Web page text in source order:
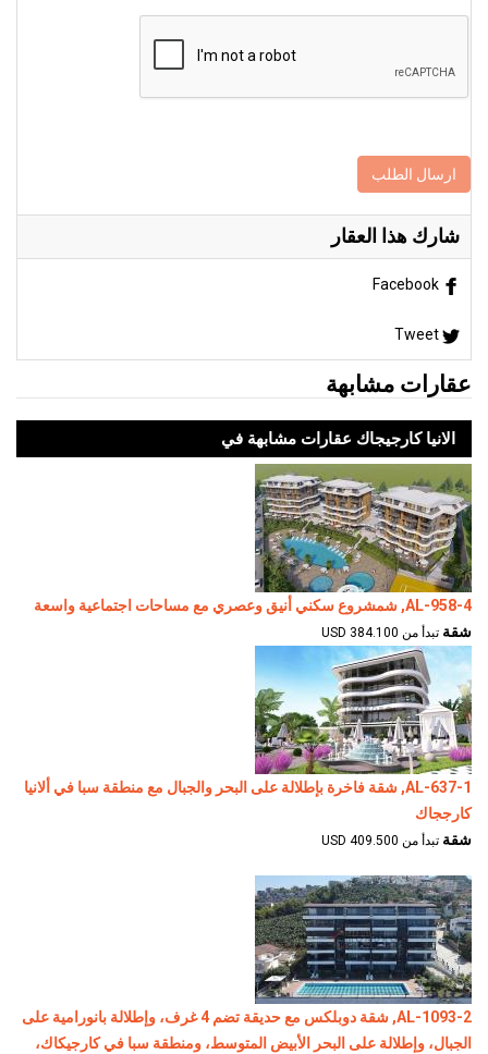
ارسال الطلب
شارك هذا العقار
Facebook
Tweet
عقارات مشابهة
الانيا كارجيجاك عقارات مشابهة في
AL-958-4, شمشروع سكني أنيق وعصري مع مساحات اجتماعية واسعة
شقة تبدأ من 384.100 USD
AL-637-1, شقة فاخرة بإطلالة على البحر والجبال مع منطقة سبا في ألانيا
كارججاك
شقة تبدأ من 409.500 USD
AL-1093-2, شقة دوبلكس مع حديقة تضم 4 غرف، وإطلالة بانورامية على
الجبال، وإطلالة على البحر الأبيض المتوسط، ومنطقة سبا في كارجيكاك،